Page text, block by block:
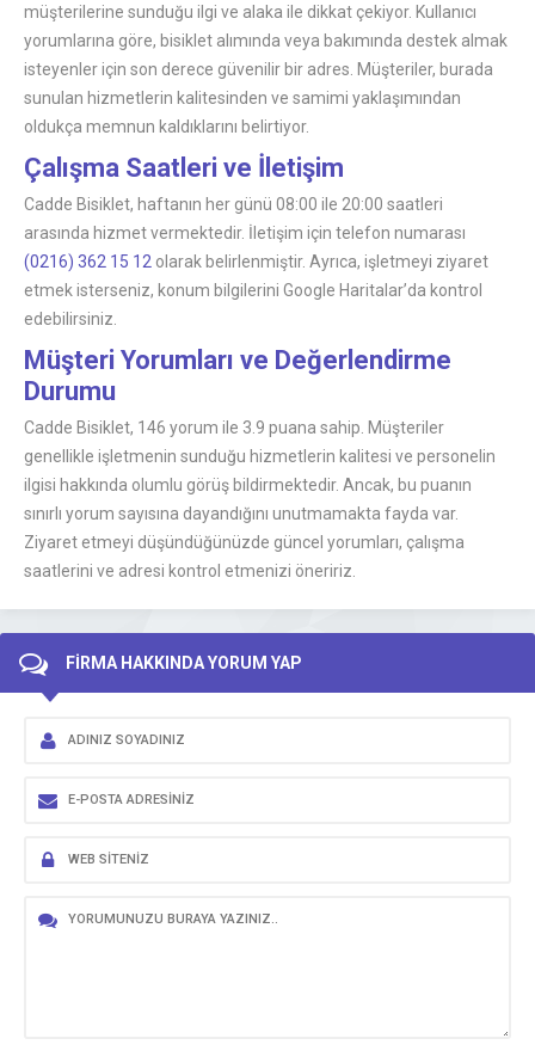
müşterilerine sunduğu ilgi ve alaka ile dikkat çekiyor. Kullanıcı
yorumlarına göre, bisiklet alımında veya bakımında destek almak
isteyenler için son derece güvenilir bir adres. Müşteriler, burada
sunulan hizmetlerin kalitesinden ve samimi yaklaşımından
oldukça memnun kaldıklarını belirtiyor.
Çalışma Saatleri ve İletişim
Cadde Bisiklet, haftanın her günü 08:00 ile 20:00 saatleri
arasında hizmet vermektedir. İletişim için telefon numarası
(0216) 362 15 12 olarak belirlenmiştir. Ayrıca, işletmeyi ziyaret
etmek isterseniz, konum bilgilerini Google Haritalar’da kontrol
edebilirsiniz.
Müşteri Yorumları ve Değerlendirme
Durumu
Cadde Bisiklet, 146 yorum ile 3.9 puana sahip. Müşteriler
genellikle işletmenin sunduğu hizmetlerin kalitesi ve personelin
ilgisi hakkında olumlu görüş bildirmektedir. Ancak, bu puanın
sınırlı yorum sayısına dayandığını unutmamakta fayda var.
Ziyaret etmeyi düşündüğünüzde güncel yorumları, çalışma
saatlerini ve adresi kontrol etmenizi öneririz.
FİRMA HAKKINDA YORUM YAP